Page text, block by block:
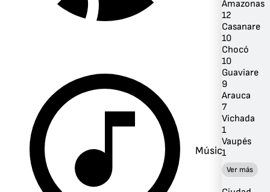
Música
Amazonas
12
Casanare
10
Chocó
10
Guaviare
9
Arauca
7
Vichada
1
Vaupés
1
Ver más